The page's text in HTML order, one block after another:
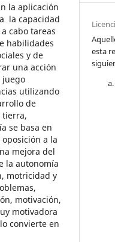
la aplicación
la capacidad
cabo tareas
habilidades
y de
una acción
juego
utilizando
de
tierra,
se basa en
a la
mejora del
la autonomía
motricidad y
motivación,
motivadora
convierte en
esta